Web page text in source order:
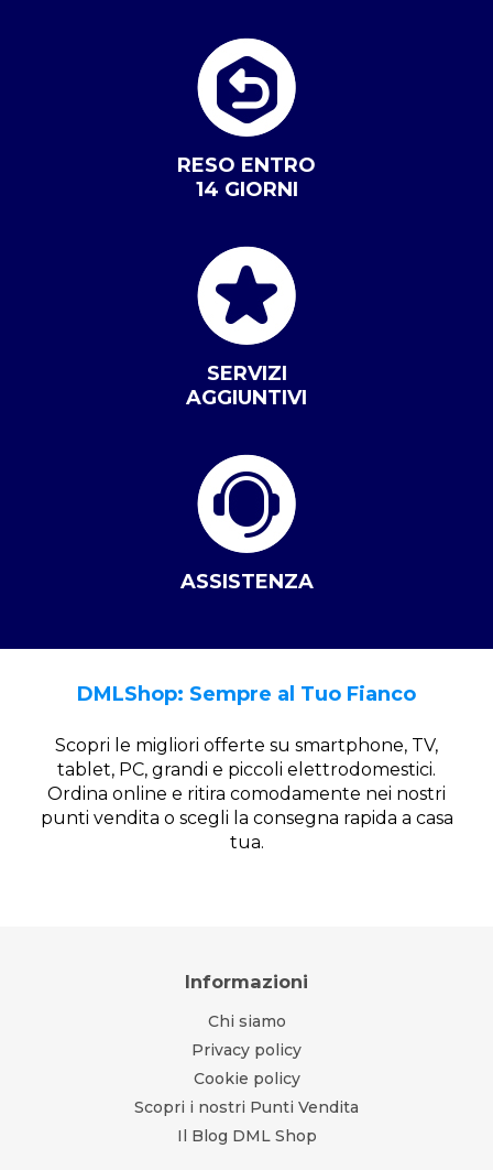
RESO ENTRO
14 GIORNI
SERVIZI
AGGIUNTIVI
ASSISTENZA
DMLShop: Sempre al Tuo Fianco
Scopri le migliori offerte su smartphone, TV,
tablet, PC, grandi e piccoli elettrodomestici.
Ordina online e ritira comodamente nei nostri
punti vendita o scegli la consegna rapida a casa
tua.
Informazioni
Chi siamo
Privacy policy
Cookie policy
Scopri i nostri Punti Vendita
Il Blog DML Shop